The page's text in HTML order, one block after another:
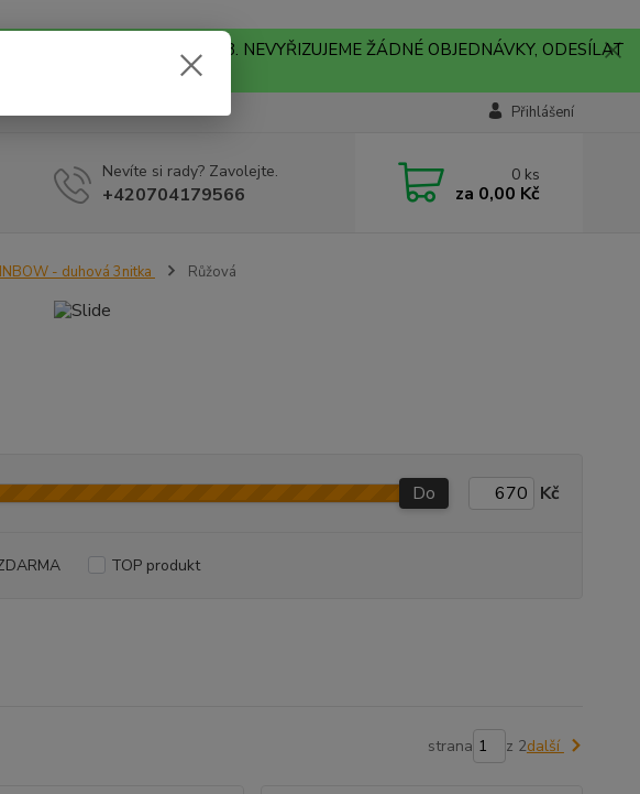
ZMĚNA !!! V PONDĚLÍ 10.8. NEVYŘIZUJEME ŽÁDNÉ OBJEDNÁVKY, ODESÍLAT
Přihlášení
Nevíte si rady? Zavolejte.
+420704179566
0 ks
za 0,00 Kč
- duhová 3nitka Růžová
Do Kč
TOP produkt
strana z 2další